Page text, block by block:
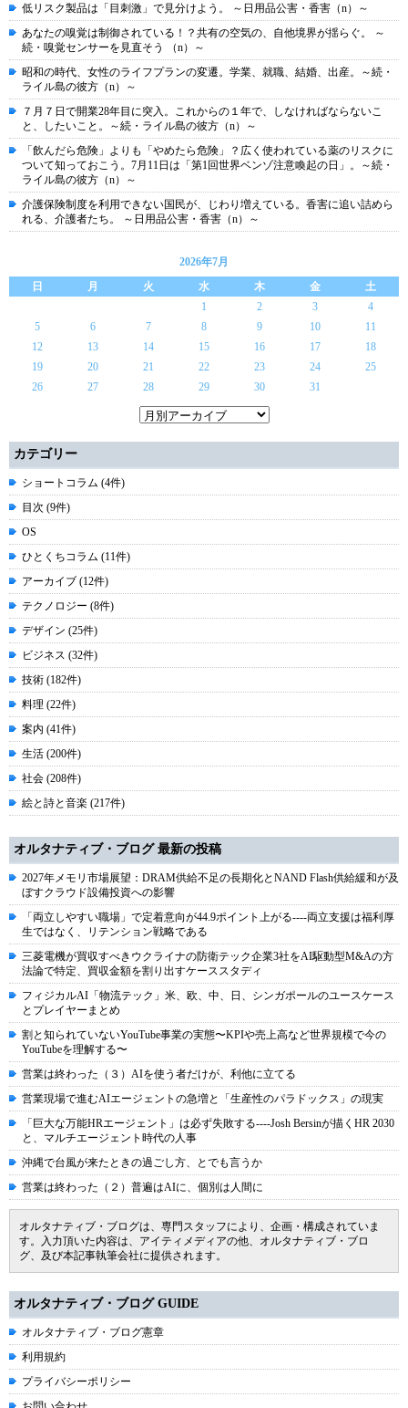
低リスク製品は「目刺激」で見分けよう。 ～日用品公害・香害（n）～
あなたの嗅覚は制御されている！？共有の空気の、自他境界が揺らぐ。 ～
続・嗅覚センサーを見直そう （n）～
昭和の時代、女性のライフプランの変遷。学業、就職、結婚、出産。～続・
ライル島の彼方（n）～
７月７日で開業28年目に突入。これからの１年で、しなければならないこ
と、したいこと。～続・ライル島の彼方（n）～
「飲んだら危険」よりも「やめたら危険」？広く使われている薬のリスクに
ついて知っておこう。7月11日は「第1回世界ベンゾ注意喚起の日」。～続・
ライル島の彼方（n）～
介護保険制度を利用できない国民が、じわり増えている。香害に追い詰めら
れる、介護者たち。 ～日用品公害・香害（n）～
2026年7月
日
月 火 水 木 金
土
1
2 3
4
5
6 7 8 9 10
11
12
13 14 15 16 17
18
19
20 21 22 23 24
25
26
27 28 29 30 31
カテゴリー
ショートコラム (4件)
目次 (9件)
OS
ひとくちコラム (11件)
アーカイブ (12件)
テクノロジー (8件)
デザイン (25件)
ビジネス (32件)
技術 (182件)
料理 (22件)
案内 (41件)
生活 (200件)
社会 (208件)
絵と詩と音楽 (217件)
オルタナティブ・ブログ 最新の投稿
2027年メモリ市場展望：DRAM供給不足の長期化とNAND Flash供給緩和が及
ぼすクラウド設備投資への影響
「両立しやすい職場」で定着意向が44.9ポイント上がる----両立支援は福利厚
生ではなく、リテンション戦略である
三菱電機が買収すべきウクライナの防衛テック企業3社をAI駆動型M&Aの方
法論で特定、買収金額を割り出すケーススタディ
フィジカルAI「物流テック」米、欧、中、日、シンガポールのユースケース
とプレイヤーまとめ
割と知られていないYouTube事業の実態〜KPIや売上高など世界規模で今の
YouTubeを理解する〜
営業は終わった（３）AIを使う者だけが、利他に立てる
営業現場で進むAIエージェントの急増と「生産性のパラドックス」の現実
「巨大な万能HRエージェント」は必ず失敗する----Josh Bersinが描くHR 2030
と、マルチエージェント時代の人事
沖縄で台風が来たときの過ごし方、とでも言うか
営業は終わった（２）普遍はAIに、個別は人間に
オルタナティブ・ブログは、専門スタッフにより、企画・構成されていま
す。入力頂いた内容は、アイティメディアの他、オルタナティブ・ブロ
グ、及び本記事執筆会社に提供されます。
オルタナティブ・ブログ GUIDE
オルタナティブ・ブログ憲章
利用規約
プライバシーポリシー